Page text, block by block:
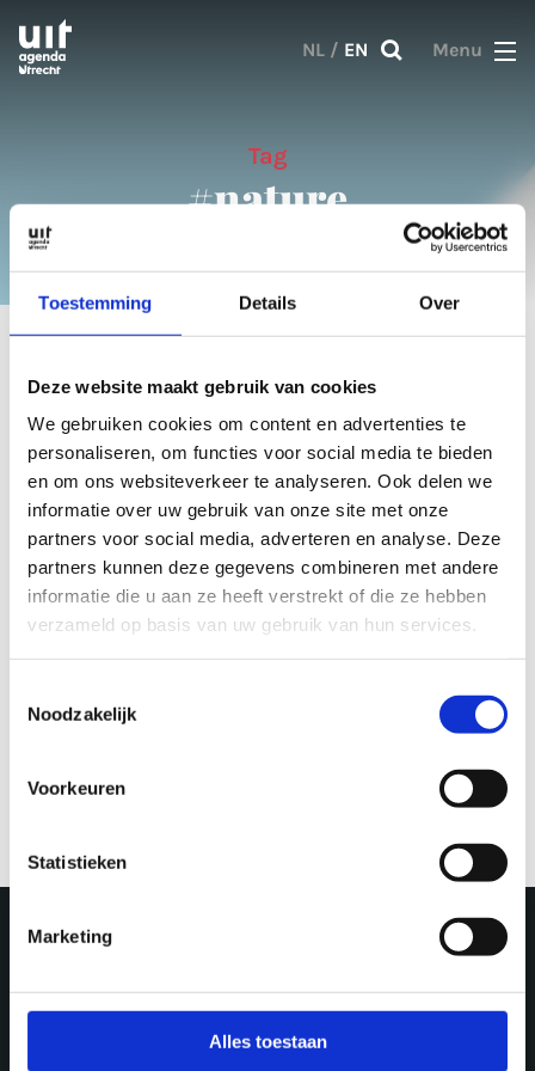
Toestemming Details Over
Deze website maakt gebruik van cookies
We gebruiken cookies om content en advertenties te
personaliseren, om functies voor social media te bieden
en om ons websiteverkeer te analyseren. Ook delen we
informatie over uw gebruik van onze site met onze
partners voor social media, adverteren en analyse. Deze
partners kunnen deze gegevens combineren met andere
informatie die u aan ze heeft verstrekt of die ze hebben
verzameld op basis van uw gebruik van hun services.
Noodzakelijk
Voorkeuren
Statistieken
Marketing
Alles toestaan
Skip to main content
NL / EN Menu
Tag
#nature
2 results
Articles
Explore
More in Utrecht